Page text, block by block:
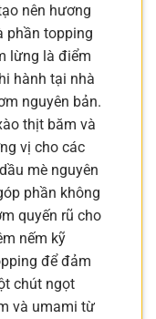
nên hương
phần topping
lừng là điểm
hành tại nhà
nguyên bản.
thịt băm và
vị cho các
mè nguyên
phần không
quyến rũ cho
nếm kỹ
để đảm
chút ngọt
và umami từ